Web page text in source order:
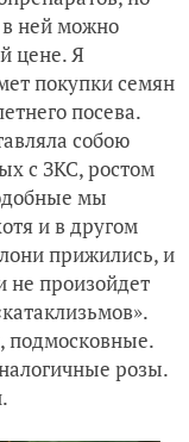
в ней можно
цене. Я
покупки семян
посева.
собою
с ЗКС, ростом
мы
и в другом
прижились, и
не произойдет
подмосковные.
розы.